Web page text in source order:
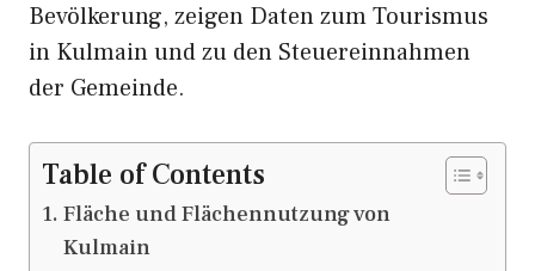
Bevölkerung, zeigen Daten zum Tourismus
in Kulmain und zu den Steuereinnahmen
der Gemeinde.
Table of Contents
Fläche und Flächennutzung von
Kulmain